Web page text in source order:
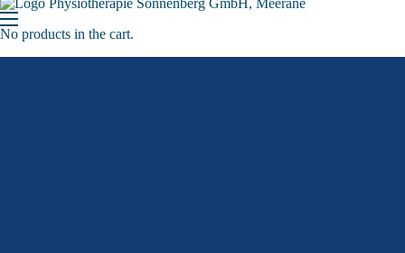
No products in the cart.